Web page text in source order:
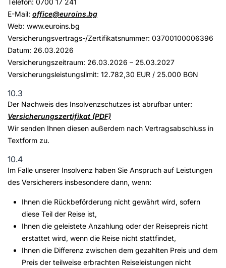
Telefon: 0700 17 241
E-Mail: office@euroins.bg
Web: www.euroins.bg
Versicherungsvertrags-/Zertifikatsnummer: 03700100006396
Datum: 26.03.2026
Versicherungszeitraum: 26.03.2026 – 25.03.2027
Versicherungsleistungslimit: 12.782,30 EUR / 25.000 BGN
10.3
Der Nachweis des Insolvenzschutzes ist abrufbar unter:
Versicherungszertifikat (PDF)
Wir senden Ihnen diesen außerdem nach Vertragsabschluss in
Textform zu.
10.4
Im Falle unserer Insolvenz haben Sie Anspruch auf Leistungen
des Versicherers insbesondere dann, wenn:
Ihnen die Rückbeförderung nicht gewährt wird, sofern
diese Teil der Reise ist,
Ihnen die geleistete Anzahlung oder der Reisepreis nicht
erstattet wird, wenn die Reise nicht stattfindet,
Ihnen die Differenz zwischen dem gezahlten Preis und dem
Preis der teilweise erbrachten Reiseleistungen nicht